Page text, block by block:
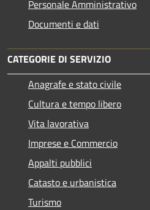
Personale Amministrativo
Documenti e dati
CATEGORIE DI SERVIZIO
Anagrafe e stato civile
Cultura e tempo libero
Vita lavorativa
Imprese e Commercio
Appalti pubblici
Catasto e urbanistica
Turismo